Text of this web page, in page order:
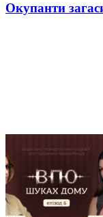
Окупанти